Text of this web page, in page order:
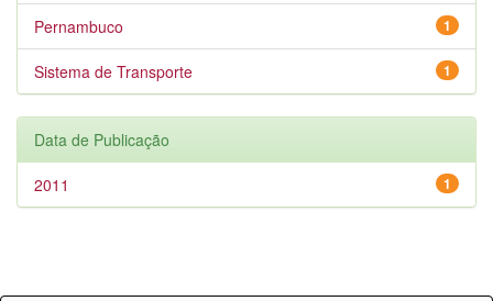
1
Pernambuco
1
Sistema de Transporte
Data de Publicação
1
2011